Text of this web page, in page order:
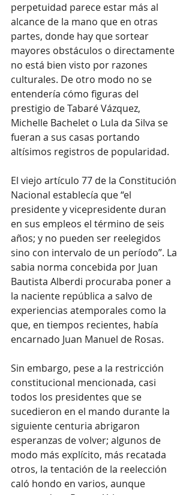
perpetuidad parece estar más al
alcance de la mano que en otras
partes, donde hay que sortear
mayores obstáculos o directamente
no está bien visto por razones
culturales. De otro modo no se
entendería cómo figuras del
prestigio de Tabaré Vázquez,
Michelle Bachelet o Lula da Silva se
fueran a sus casas portando
altísimos registros de popularidad.
El viejo artículo 77 de la Constitución
Nacional establecía que “el
presidente y vicepresidente duran
en sus empleos el término de seis
años; y no pueden ser reelegidos
sino con intervalo de un período”. La
sabia norma concebida por Juan
Bautista Alberdi procuraba poner a
la naciente república a salvo de
experiencias atemporales como la
que, en tiempos recientes, había
encarnado Juan Manuel de Rosas.
Sin embargo, pese a la restricción
constitucional mencionada, casi
todos los presidentes que se
sucedieron en el mando durante la
siguiente centuria abrigaron
esperanzas de volver; algunos de
modo más explícito, más recatada
otros, la tentación de la reelección
caló hondo en varios, aunque